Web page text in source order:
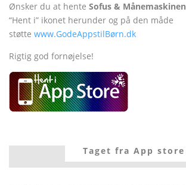
Ønsker du at hente Sofus & Månemaskinen
“Hent i” ikonet herunder og på den måde
støtte www.GodeAppstilBørn.dk
Rigtig god fornøjelse!
Taget fra App store